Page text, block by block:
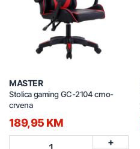
MASTER
Stolica gaming GC-2104 crno-
crvena
189,95 KM
+